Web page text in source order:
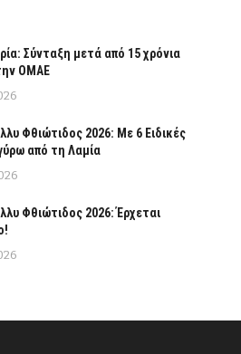
Σύνταξη μετά από 15 χρόνια
ΟΜΑΕ
Φθιώτιδος 2026: Με 6 Ειδικές
από τη Λαμία
Φθιώτιδος 2026: Έρχεται